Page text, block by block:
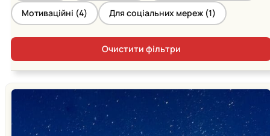
Мотиваційні (4) Для соціальних мереж (1)
Очистити фільтри